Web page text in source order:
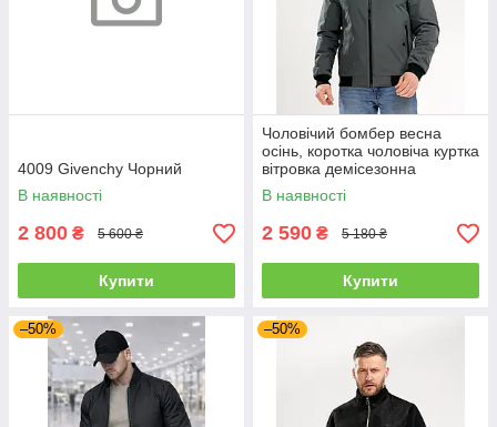
4009 Givenchy Чорний
В наявності
2 800 ₴ 5 600 ₴
Купити
Чоловічий бомбер весна
осінь, коротка чоловіча куртка
вітровка демісезонна
В наявності
2 590 ₴ 5 180 ₴
Купити
–50% –50%